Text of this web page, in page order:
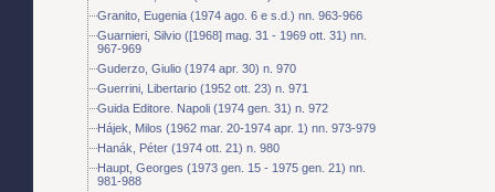
Granito, Eugenia (1974 ago. 6 e s.d.) nn. 963-966
Guarnieri, Silvio ([1968] mag. 31 - 1969 ott. 31) nn.
967-969
Guderzo, Giulio (1974 apr. 30) n. 970
Guerrini, Libertario (1952 ott. 23) n. 971
Guida Editore. Napoli (1974 gen. 31) n. 972
Hájek, Milos (1962 mar. 20-1974 apr. 1) nn. 973-979
Hanák, Péter (1974 ott. 21) n. 980
Haupt, Georges (1973 gen. 15 - 1975 gen. 21) nn.
981-988